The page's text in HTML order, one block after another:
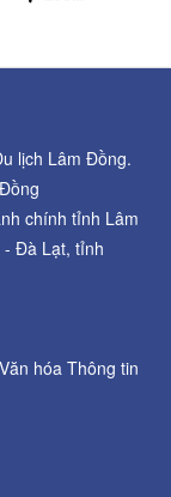
lịch Lâm Đồng.
chính tỉnh Lâm
- Đà Lạt, tỉnh
hóa Thông tin